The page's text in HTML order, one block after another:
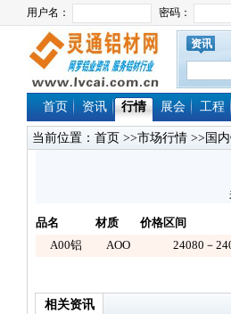
资讯
首页 资讯 行情 展会 工程
当前位置： 首页 >>市场行情 >>国
品名 材质 价格区间
A00铝
AOO 24080－
相关资讯